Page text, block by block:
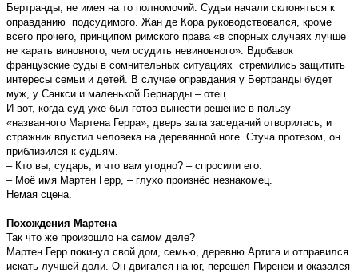
Бертранды, не имея на то полномочий. Судьи начали склоняться к
оправданию подсудимого. Жан де Кора руководствовался, кроме
всего прочего, принципом римского права «в спорных случаях лучше
не карать виновного, чем осудить невиновного». Вдобавок
французские суды в сомнительных ситуациях стремились защитить
интересы семьи и детей. В случае оправдания у Бертранды будет
муж, у Санкси и маленькой Бернарды – отец.
И вот, когда суд уже был готов вынести решение в пользу
«названного Мартена Герра», дверь зала заседаний отворилась, и
стражник впустил человека на деревянной ноге. Стуча протезом, он
приблизился к судьям.
– Кто вы, сударь, и что вам угодно? – спросили его.
– Моё имя Мартен Герр, – глухо произнёс незнакомец.
Немая сцена.
Похождения Мартена
Так что же произошло на самом деле?
Мартен Герр покинул свой дом, семью, деревню Артига и отправился
искать лучшей доли. Он двигался на юг, перешёл Пиренеи и оказался